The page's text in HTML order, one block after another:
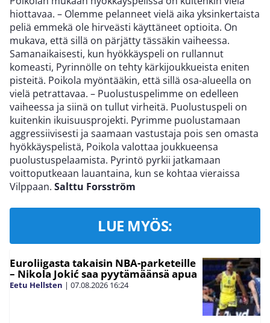
hiottavaa. – Olemme pelanneet vielä aika yksinkertaista
peliä emmekä ole hirveästi käyttäneet optioita. On
mukava, että sillä on pärjätty tässäkin vaiheessa.
Samanaikaisesti, kun hyökkäyspeli on rullannut
komeasti, Pyrinnölle on tehty kärkijoukkueista eniten
pisteitä. Poikola myöntääkin, että sillä osa-alueella on
vielä petrattavaa. – Puolustuspelimme on edelleen
vaiheessa ja siinä on tullut virheitä. Puolustuspeli on
kuitenkin ikuisuusprojekti. Pyrimme puolustamaan
aggressiivisesti ja saamaan vastustaja pois sen omasta
hyökkäyspelistä, Poikola valottaa joukkueensa
puolustuspelaamista. Pyrintö pyrkii jatkamaan
voittoputkeaan lauantaina, kun se kohtaa vieraissa
Vilppaan. Salttu Forsström
LUE MYÖS:
Euroliigasta takaisin NBA-parketeille
– Nikola Jokić saa pyytämäänsä apua
Eetu Hellsten | 07.08.2026 16:24